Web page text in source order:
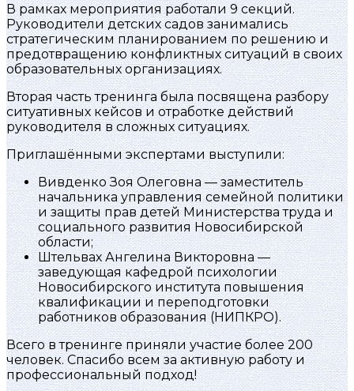
В рамках мероприятия работали 9 секций.
Руководители детских садов занимались
стратегическим планированием по решению и
предотвращению конфликтных ситуаций в своих
образовательных организациях.
Вторая часть тренинга была посвящена разбору
ситуативных кейсов и отработке действий
руководителя в сложных ситуациях.
Приглашёнными экспертами выступили:
Вивденко Зоя Олеговна — заместитель
начальника управления семейной политики
и защиты прав детей Министерства труда и
социального развития Новосибирской
области;
Штельвах Ангелина Викторовна —
заведующая кафедрой психологии
Новосибирского института повышения
квалификации и переподготовки
работников образования (НИПКРО).
Всего в тренинге приняли участие более 200
человек. Спасибо всем за активную работу и
профессиональный подход!